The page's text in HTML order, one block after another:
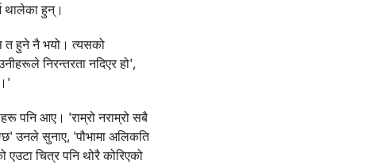
थालेका हुन्।
त हुने नै भयो। त्यसको
निरन्तरता नदिएर हो',
पनि आए। 'राम्रो नराम्रो सबै
उनले सुनाए, 'पौभामा अलिकति
चित्र पनि थोरै कोरिएको